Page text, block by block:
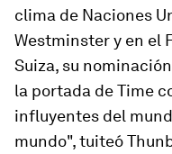
clima de Naciones
Westminster y en el
Suiza, su
la portada de Time
influyentes del
mundo", tuiteó